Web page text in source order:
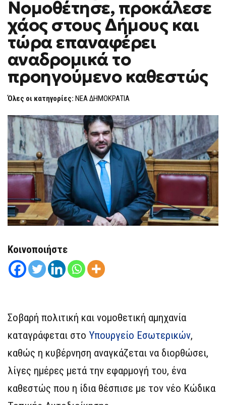
ΠΡΟΚΆΛΕΣΕ
ΧΆΟΣ
ΣΤΟΥΣ
ΔΉΜΟΥΣ
ΚΑΙ
ΤΏΡΑ
ΕΠΑΝΑΦΈΡΕΙ
ΑΝΑΔΡΟΜΙΚΆ
ΠΡΟΗΓΟΎΜΕΝΟ
ΚΑΘΕΣΤΏΣ
Νομοθέτησε, προκάλεσε
χάος στους Δήμους και
τώρα επαναφέρει
αναδρομικά το
προηγούμενο καθεστώς
Όλες οι κατηγορίες: ΝΕΑ ΔΗΜΟΚΡΑΤΙΑ
Κοινοποιήστε
Σοβαρή πολιτική και νομοθετική αμηχανία
καταγράφεται στο Υπουργείο Εσωτερικών,
καθώς η κυβέρνηση αναγκάζεται να διορθώσει,
λίγες ημέρες μετά την εφαρμογή του, ένα
καθεστώς που η ίδια θέσπισε με τον νέο Κώδικα